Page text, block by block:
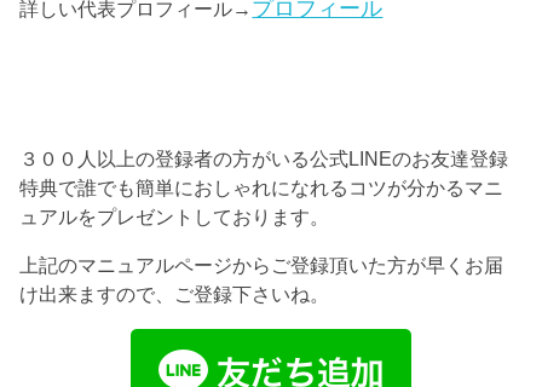
詳しい代表プロフィール→ プロフィール
３００人以上の登録者の方がいる公式LINEのお友達登録
特典で誰でも簡単におしゃれになれるコツが分かるマニ
ュアルをプレゼントしております。
上記のマニュアルページからご登録頂いた方が早くお届
け出来ますので、ご登録下さいね。